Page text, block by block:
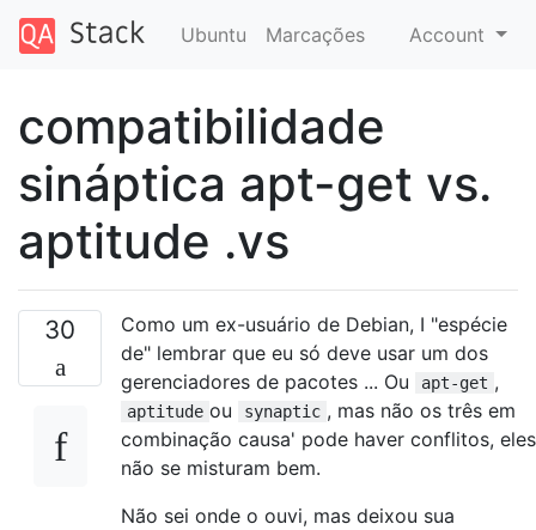
Ubuntu Marcações Account
compatibilidade
sináptica apt-get vs.
aptitude .vs
30
Como um ex-usuário de Debian, I "espécie
de" lembrar que eu só deve usar um dos
gerenciadores de pacotes ... Ou
apt-get ,
aptitude ou synaptic , mas não os três em
combinação causa' pode haver conflitos, eles
não se misturam bem.
Não sei onde o ouvi, mas deixou sua